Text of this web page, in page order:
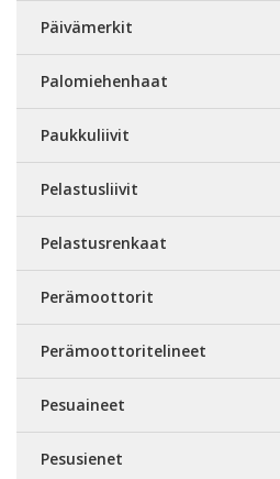
Päivämerkit
Palomiehenhaat
Paukkuliivit
Pelastusliivit
Pelastusrenkaat
Perämoottorit
Perämoottoritelineet
Pesuaineet
Pesusienet